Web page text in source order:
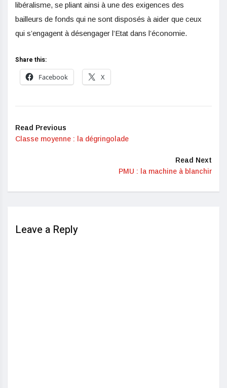
libéralisme, se pliant ainsi à une des exigences des
bailleurs de fonds qui ne sont disposés à aider que ceux
qui s’engagent à désengager l’Etat dans l’économie.
Share this:
Facebook
X
Read Previous
Classe moyenne : la dégringolade
Read Next
PMU : la machine à blanchir
Leave a Reply